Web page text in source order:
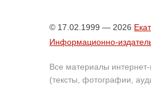
© 17.02.1999 — 2026
Информационно-
Все материалы
(тексты, фотографии,